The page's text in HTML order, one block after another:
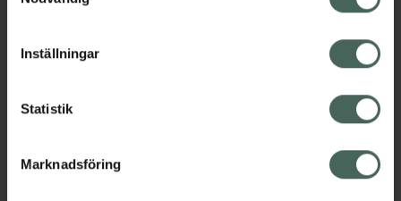
cookieinställningar. Ett återkallat samtycke påverkar inte
lagligheten av behandling som skett innan återkallelsen.
Inställningar
Statistik
Marknadsföring